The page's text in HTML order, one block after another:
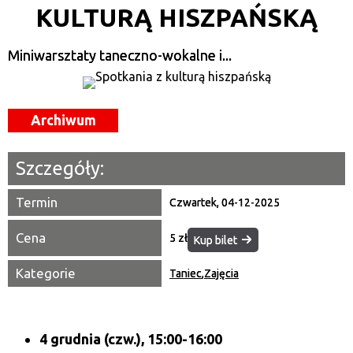
Kategoria
Trwające w zakresie
—
Organizator
Promowane
KULTURĄ HISZPAŃSKĄ
Miniwarsztaty taneczno-wokalne i...
Archiwum
Szczegóły:
Termin Czwartek, 04-12-2025
Cena 5 zł Kup bilet
Kategorie Taniec,Zajęcia
4 grudnia (czw.), 15:00-16:00